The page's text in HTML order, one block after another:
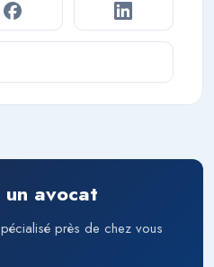
avocat
près de chez vous